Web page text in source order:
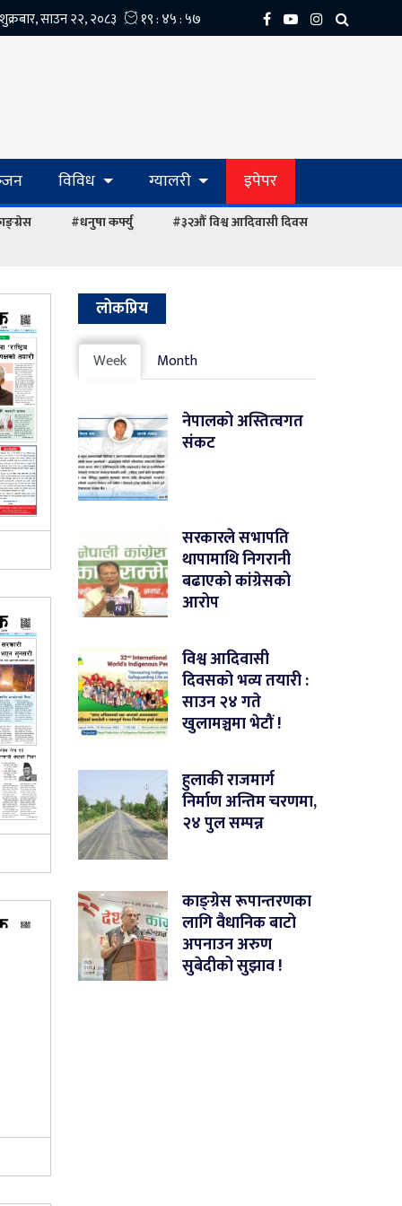
विविध ग्यालरी इपेपर
#धनुषा कर्फ्यु #३२औं विश्व आदिवासी दिवस
लोकप्रिय
Week Month
नेपालको अस्तित्वगत
संकट
सरकारले सभापति
थापामाथि निगरानी
बढाएको कांग्रेसको
आरोप
विश्व आदिवासी
दिवसको भव्य तयारी :
साउन २४ गते
खुलामञ्चमा भेटौं !
हुलाकी राजमार्ग
निर्माण अन्तिम चरणमा,
२४ पुल सम्पन्न
काङ्ग्रेस रूपान्तरणका
लागि वैधानिक बाटो
अपनाउन अरुण
सुबेदीको सुझाव !